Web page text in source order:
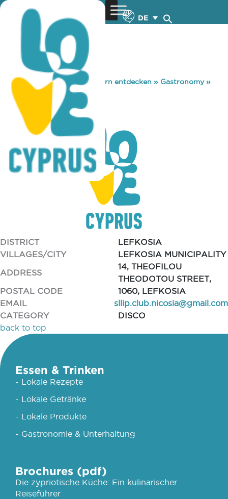
DE
You are here: Home »Zypern entdecken » Gastronomy»
SLLIP CLUB
SLLIP CLUB
DISTRICT
LEFKOSIA
VILLAGES/CITY
LEFKOSIA MUNICIPALITY
ADDRESS
14, THEOFILOU
THEODOTOU STREET,
POSTAL CODE
1060, LEFKOSIA
EMAIL
sllip.club.nicosia@gmail.com
CATEGORY
DISCO
back to top
Essen & Trinken
- Lokale Rezepte
- Lokale Getränke
- Lokale Produkte
- Gastronomie & Unterhaltung
Brochures (pdf)
Die zypriotische Küche: Ein kulinarischer
Reiseführer